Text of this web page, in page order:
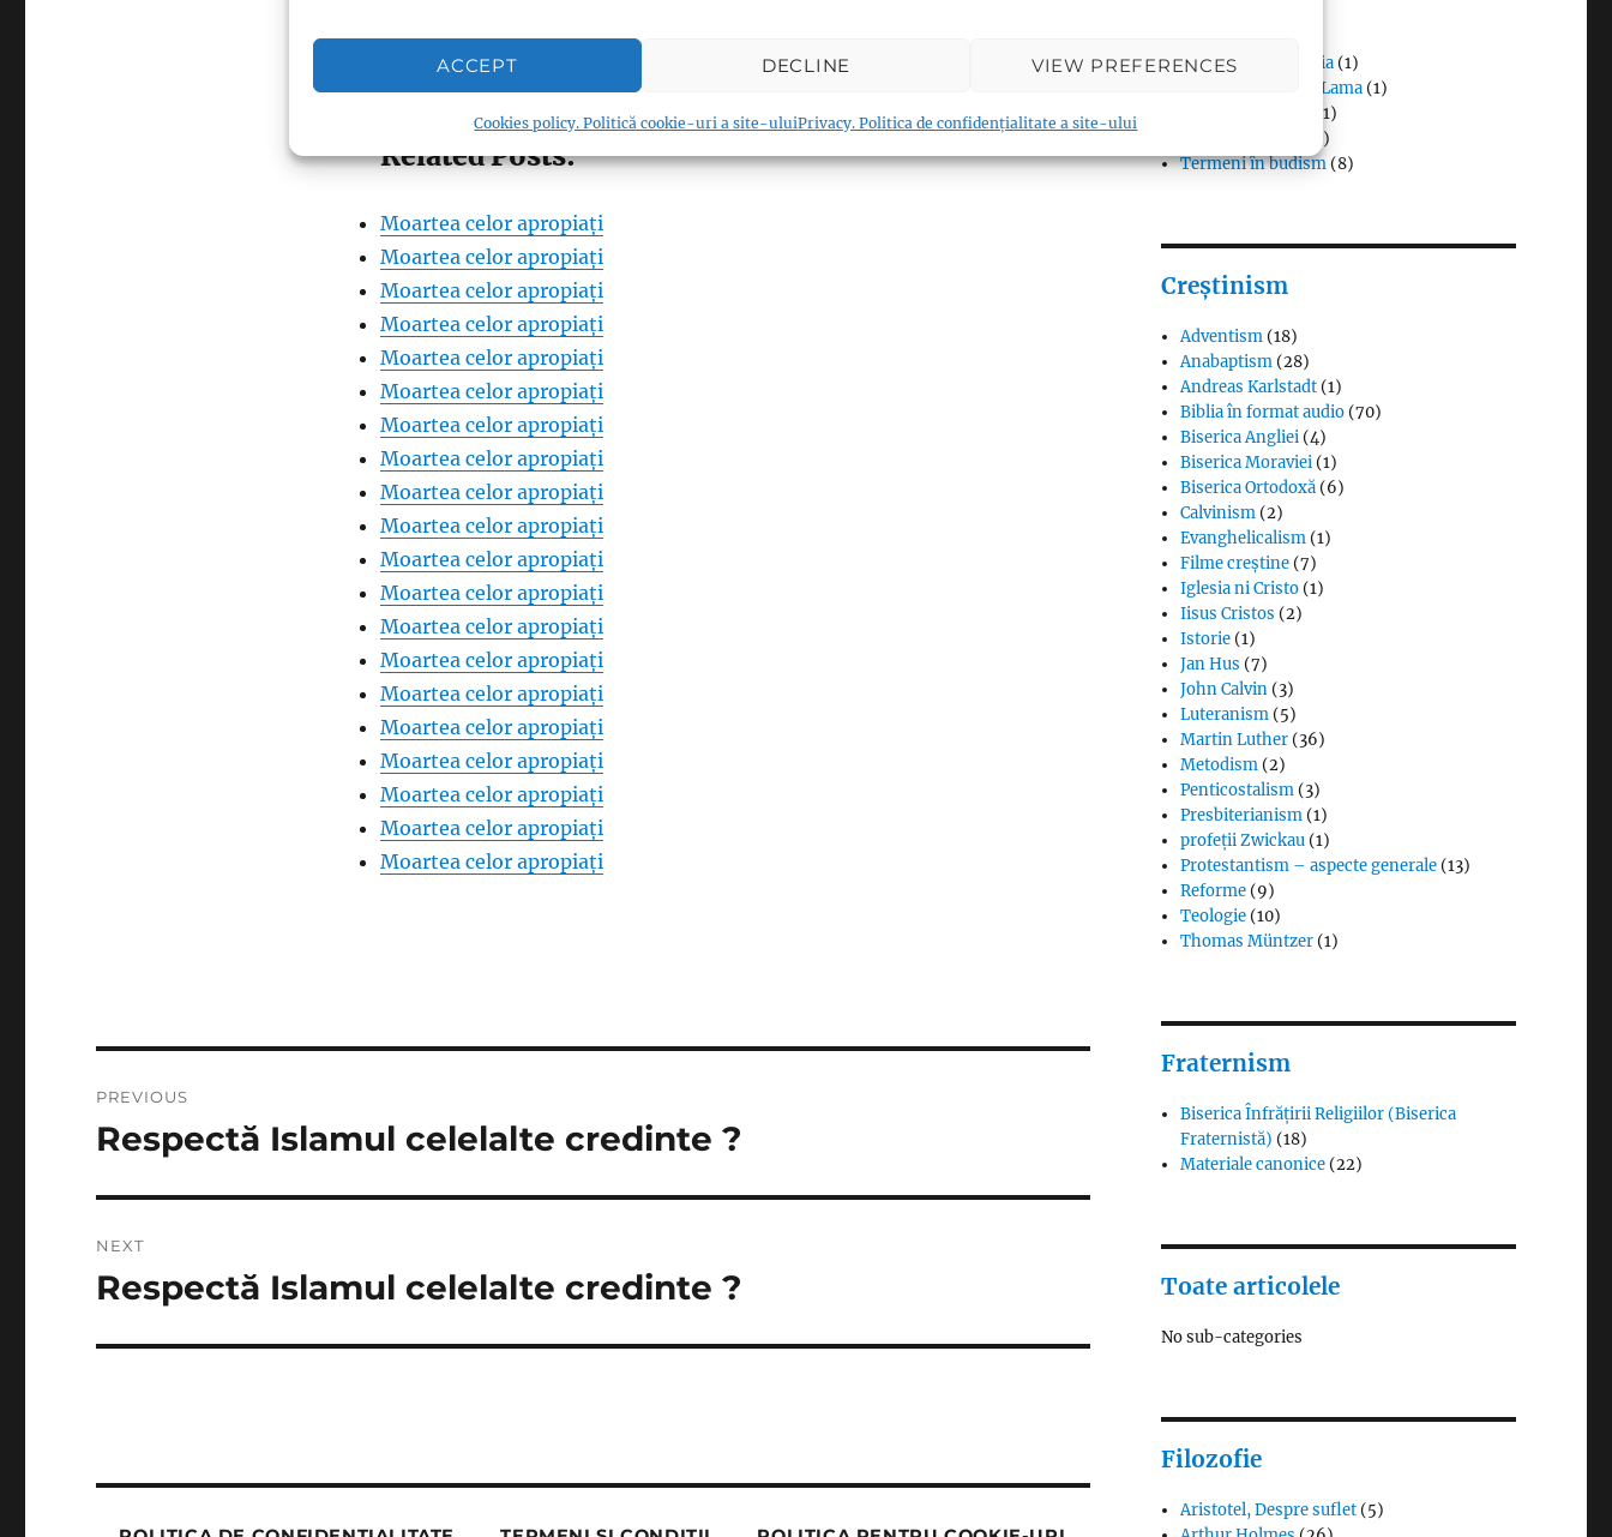
ACCEPT DECLINE VIEW PREFERENCES
Cookies policy. Politică cookie-uri a site-uluiPrivacy. Politica de confidențialitate a site-ului
Email
Shares
Related Posts:
Moartea celor apropiați
Moartea celor apropiați
Moartea celor apropiați
Moartea celor apropiați
Moartea celor apropiați
Moartea celor apropiați
Moartea celor apropiați
Moartea celor apropiați
Moartea celor apropiați
Moartea celor apropiați
Moartea celor apropiați
Moartea celor apropiați
Moartea celor apropiați
Moartea celor apropiați
Moartea celor apropiați
Moartea celor apropiați
Moartea celor apropiați
Moartea celor apropiați
Moartea celor apropiați
Moartea celor apropiați
navigation
PREVIOUS
Previous
Respectă Islamul celelalte credinte ?
NEXT
Next
Respectă Islamul celelalte credinte ?
Budismul în Japonia (1)
Interviuri cu Dalai Lama (1)
(1)
(1)
Termeni în budism(8)
Creștinism
Adventism (18)
Anabaptism (28)
Andreas Karlstadt (1)
Biblia în format audio (70)
Biserica Angliei (4)
Biserica Moraviei (1)
Biserica Ortodoxă (6)
Calvinism (2)
Evanghelicalism (1)
Filme creștine (7)
Iglesia ni Cristo (1)
Iisus Cristos (2)
Istorie (1)
Jan Hus (7)
John Calvin (3)
Luteranism (5)
Martin Luther (36)
Metodism (2)
Penticostalism (3)
Presbiterianism (1)
profeții Zwickau (1)
Protestantism – aspecte generale (13)
Reforme (9)
Teologie (10)
Thomas Müntzer (1)
Fraternism
Biserica Înfrățirii Religiilor (Biserica
Fraternistă) (18)
Materiale canonice (22)
Toate articolele
No sub-categories
Filozofie
Aristotel, Despre suflet (5)